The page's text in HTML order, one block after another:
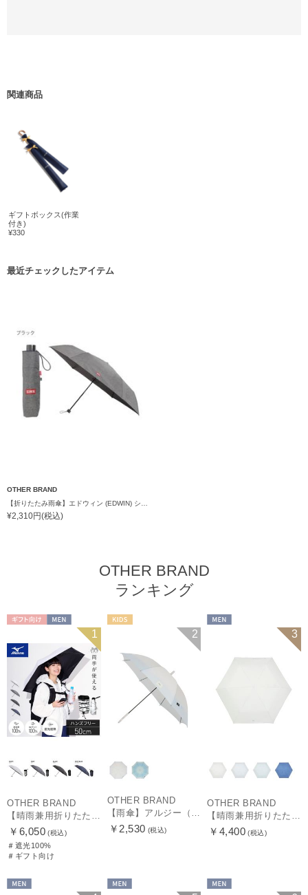
関連商品
ギフトボックス(作業
付き)
¥330
最近チェックしたアイテム
OTHER BRAND
¥2,310円(税込)
OTHER BRAND
ランキング
1
OTHER BRAND
￥6,050 (税込)
＃遮光100%
＃ギフト向け
2
OTHER BRAND
【雨傘】アルジー（ALGY）子供用通学雨傘 グラデーション ボタンジャンプ
￥2,530 (税込)
3
OTHER BRAND
￥4,400 (税込)